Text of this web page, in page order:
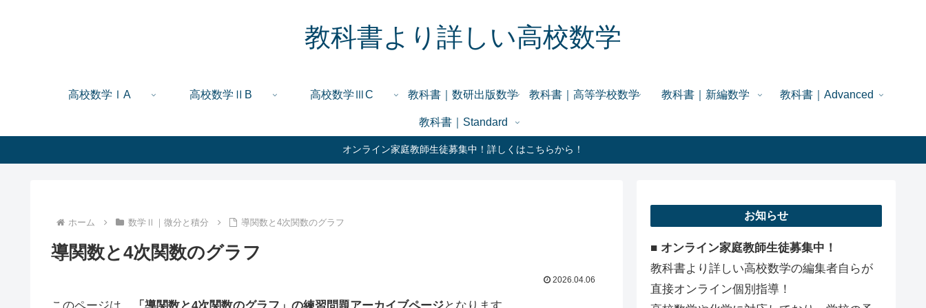
教科書より詳しい高校数学
高校数学ⅠA 高校数学ⅡB 高校数学ⅢC 教科書｜数研出版数学 教科書｜高等学校数学 教科書｜新編数学 教科書｜Advanced
教科書｜Standard
オンライン家庭教師生徒募集中！詳しくはこちらから！
ホーム 数学Ⅱ｜微分と積分 導関数と4次関数のグラフ
導関数と4次関数のグラフ
2026.04.06
お知らせ
■ オンライン家庭教師生徒募集中！
教科書より詳しい高校数学の編集者自らが
直接オンライン個別指導！